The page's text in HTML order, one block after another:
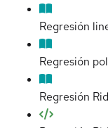
Regresión
Regresión
Regresión